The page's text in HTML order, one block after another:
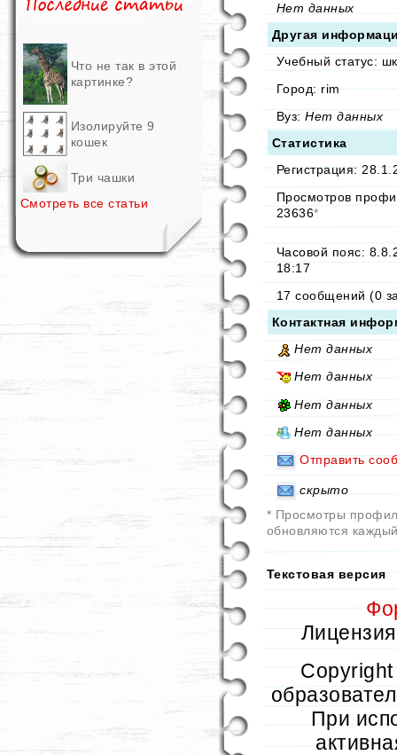
Что не так в этой
картинке?
Изолируйте 9
кошек
Три чашки
Смотреть все статьи
Нет данных
Другая
Учебный статус:
Город: rim
Вуз:Нет данных
Статистика
Регистрация:
Просмотров
23636*
Часовой пояс:
18:17
17 сообщений (0
Контактная
Нет данных
Нет данных
Нет данных
Нет данных
Отправить
скрыто
* Просмотры
обновляются
Текстовая версия
При